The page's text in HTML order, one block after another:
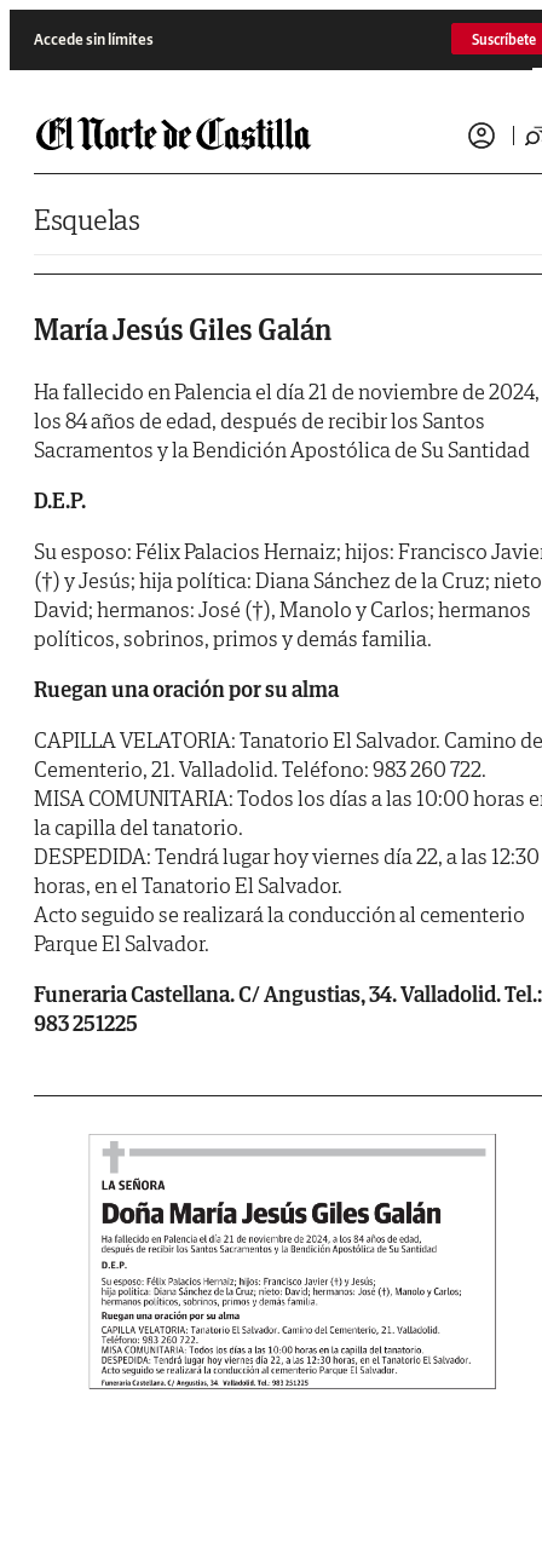
Accede sin límites Suscríbete
Esquelas
María Jesús Giles Galán
Ha fallecido en Palencia el día 21 de noviembre de
los 84 años de edad, después de recibir los Santos
Sacramentos y la Bendición Apostólica de Su Santidad
D.E.P.
Su esposo: Félix Palacios Hernaiz; hijos: Francisco
(†) y Jesús; hija política: Diana Sánchez de la Cruz;
David; hermanos: José (†), Manolo y Carlos; hermanos
políticos, sobrinos, primos y demás familia.
Ruegan una oración por su alma
CAPILLA VELATORIA: Tanatorio El Salvador. Camino
Cementerio, 21. Valladolid. Teléfono: 983 260 722.
MISA COMUNITARIA: Todos los días a las 10:00 horas
la capilla del tanatorio.
DESPEDIDA: Tendrá lugar hoy viernes día 22, a las 12:30
horas, en el Tanatorio El Salvador.
Acto seguido se realizará la conducción al cementerio
Parque El Salvador.
Funeraria Castellana. C/ Angustias, 34. Valladolid. Tel.:
983 251225